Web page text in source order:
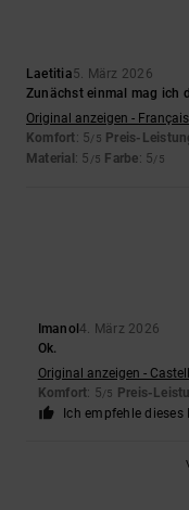
Laetitia5. März 2026
Zunächst einmal mag ich
Original anzeigen - Français
Komfort: 5/5 Preis-
Material : 5 /5 Farbe: 5/5
Imanol4. März 2026
Ok.
Original anzeigen -
Komfort: 5/5 Preis-
Ich empfehle dieses